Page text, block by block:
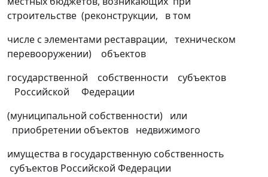
строительстве (реконструкции, в том
числе с элементами реставрации, техническом
перевооружении) объектов
государственной собственности субъектов
Российской Федерации
(муниципальной собственности) или
приобретении объектов недвижимого
имущества в государственную собственность
субъектов Российской Федерации